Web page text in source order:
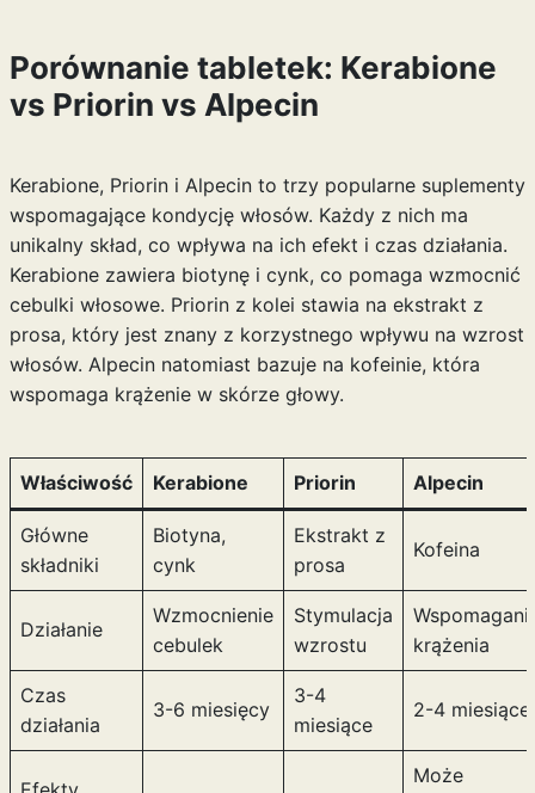
Porównanie tabletek: Kerabione
vs Priorin vs Alpecin
Kerabione, Priorin i Alpecin to trzy popularne suplementy
wspomagające kondycję włosów. Każdy z nich ma
unikalny skład, co wpływa na ich efekt i czas działania.
Kerabione zawiera biotynę i cynk, co pomaga wzmocnić
cebulki włosowe. Priorin z kolei stawia na ekstrakt z
prosa, który jest znany z korzystnego wpływu na wzrost
włosów. Alpecin natomiast bazuje na kofeinie, która
wspomaga krążenie w skórze głowy.
Właściwość Kerabione Priorin Alpecin
Główne
składniki
Biotyna,
cynk
Ekstrakt z
prosa
Kofeina
Działanie
Wzmocnienie
cebulek
Stymulacja
wzrostu
krążenia
Czas
działania
3-6 miesięcy
3-4
miesiące
2-4 miesiące
Może